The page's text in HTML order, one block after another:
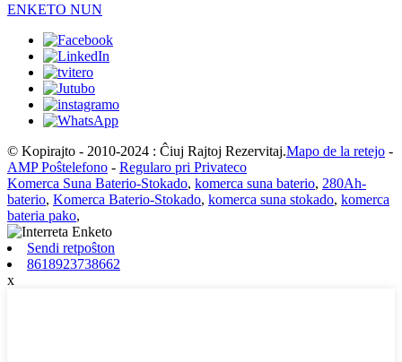
ENKETO NUN
© Kopirajto - 2010-2024 : Ĉiuj Rajtoj Rezervitaj.Mapo de la retejo -
AMP Poŝtelefono - Regularo pri Privateco
Komerca Suna Baterio-Stokado, komerca suna baterio, 280Ah-
baterio, Komerca Baterio-Stokado, komerca suna stokado, komerca
bateria pako,
Sendi retpoŝton
8618923738662
x